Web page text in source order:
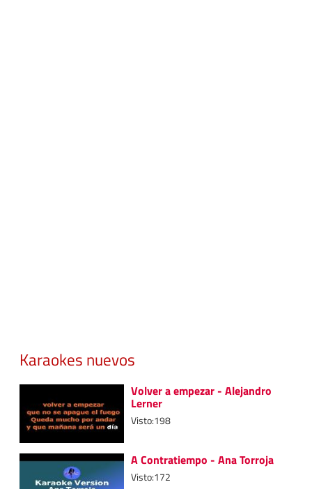
Karaokes nuevos
Volver a empezar - Alejandro
Lerner
Visto:198
A Contratiempo - Ana Torroja
Visto:172